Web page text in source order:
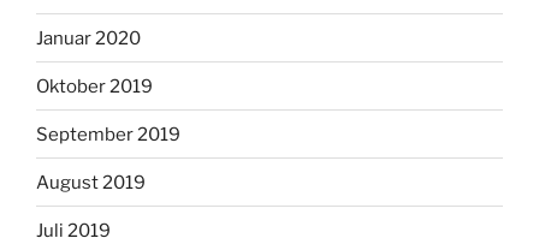
Januar 2020
Oktober 2019
September 2019
August 2019
Juli 2019